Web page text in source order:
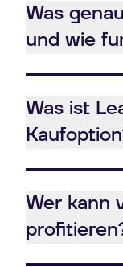
Was
und wie
Was ist
Wer kann